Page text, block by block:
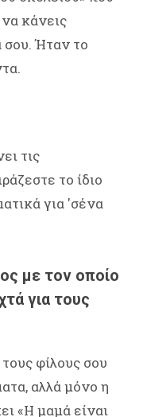
να κάνεις
σου. Ήταν το
τις
το ίδιο
για 'σένα
με τον οποίο
για τους
φίλους σου
αλλά μόνο η
«Η μαμά είναι